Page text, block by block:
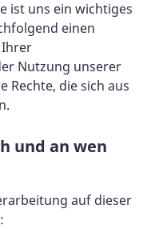
ist uns ein wichtiges
einen
Nutzung unserer
Rechte, die sich aus
und an wen
auf dieser